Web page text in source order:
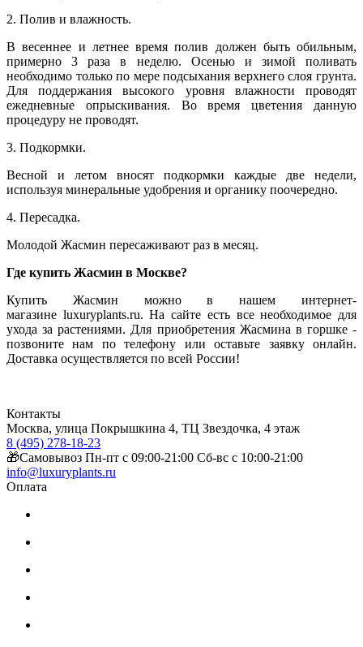
2. Полив и влажность.
В весеннее и летнее время полив должен быть обильным,
примерно 3 раза в неделю. Осенью и зимой поливать
необходимо только по мере подсыхания верхнего слоя грунта.
Для поддержания высокого уровня влажности проводят
ежедневные опрыскивания. Во время цветения данную
процедуру не проводят.
3. Подкормки.
Весной и летом вносят подкормки каждые две недели,
используя минеральные удобрения и органику поочередно.
4. Пересадка.
Молодой Жасмин пересаживают раз в месяц.
Где купить Жасмин в Москве?
Купить Жасмин можно в нашем интернет-
магазине luxuryplants.ru. На сайте есть все необходимое для
ухода за растениями. Для приобретения Жасмина в горшке -
позвоните нам по телефону или оставьте заявку онлайн.
Доставка осуществляется по всей России!
Контакты
Москва, улица Покрышкина 4, ТЦ Звездочка, 4 этаж
8 (495) 278-18-23
🎁Самовывоз Пн-пт с 09:00-21:00 Сб-вс с 10:00-21:00
info@luxuryplants.ru
Оплата